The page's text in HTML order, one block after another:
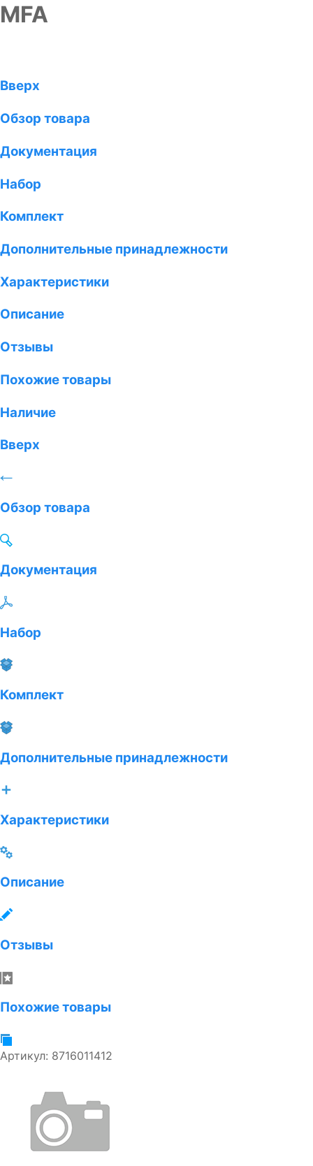
MFA
Вверх
Обзор товара
Документация
Набор
Комплект
Дополнительные принадлежности
Характеристики
Описание
Отзывы
Похожие товары
Наличие
Вверх
Обзор товара
Документация
Набор
Комплект
Дополнительные принадлежности
Характеристики
Описание
Отзывы
Похожие товары
Артикул: 8716011412